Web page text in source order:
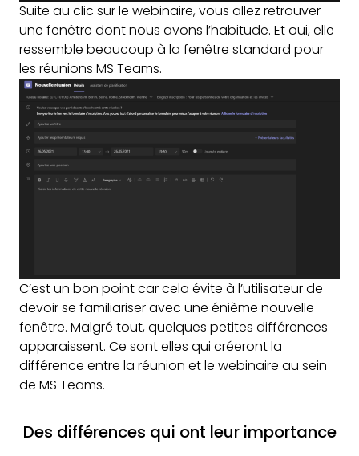
Suite au clic sur le webinaire, vous allez retrouver
une fenêtre dont nous avons l’habitude. Et oui, elle
ressemble beaucoup à la fenêtre standard pour
les réunions MS Teams.
C’est un bon point car cela évite à l’utilisateur de
devoir se familiariser avec une énième nouvelle
fenêtre. Malgré tout, quelques petites différences
apparaissent. Ce sont elles qui créeront la
différence entre la réunion et le webinaire au sein
de MS Teams.
Des différences qui ont leur importance